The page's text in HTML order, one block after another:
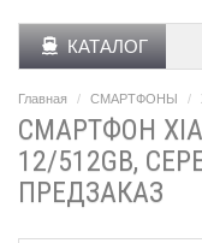
КАТАЛОГ
Главная СМАРТФОНЫ
СМАРТФОН
12/512GB,
ПРЕДЗАКАЗ